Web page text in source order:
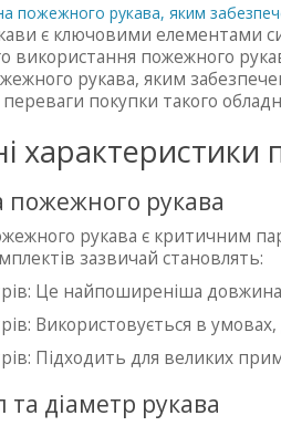
є ключовими елементами
використання пожежного
рукава, яким
покупки такого
характеристики
рукава
рукава є критичним
зазвичай становлять:
Це найпоширеніша довжина,
Використовується в умовах,
Підходить для великих
та діаметр рукава